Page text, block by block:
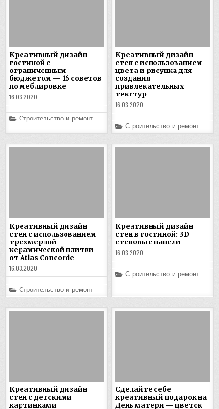
Креативный дизайн
гостиной с
ограниченным
бюджетом — 16 советов
по меблировке
16.03.2020
Posted
Строительство и ремонт
Креативный дизайн
стен с использованием
цвета и рисунка для
создания
привлекательных
текстур
16.03.2020
Posted
in
Строительство и ремонт
Креативный дизайн
стен с использованием
трехмерной
керамической плитки
от Atlas Concorde
16.03.2020
Posted
in
Строительство и ремонт
Креативный дизайн
стен в гостиной: 3D
стеновые панели
16.03.2020
Posted
Строительство и ремонт
Креативный дизайн
стен с детскими
картинками
Сделайте себе
креативный подарок на
День матери — цветок